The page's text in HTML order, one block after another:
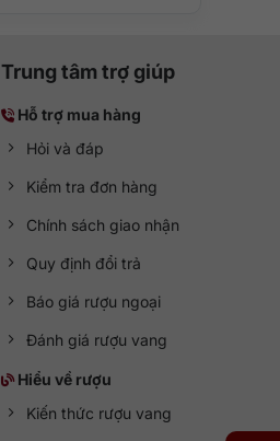
Trung tâm trợ giúp
Hỗ trợ mua hàng
Hỏi và đáp
Kiểm tra đơn hàng
Chính sách giao nhận
Quy định đổi trả
Báo giá rượu ngoại
Đánh giá rượu vang
Hiểu về rượu
Kiến thức rượu vang